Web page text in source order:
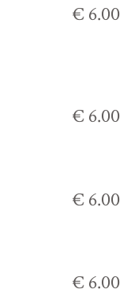
€ 6.00
€ 6.00
€ 6.00
€ 6.00